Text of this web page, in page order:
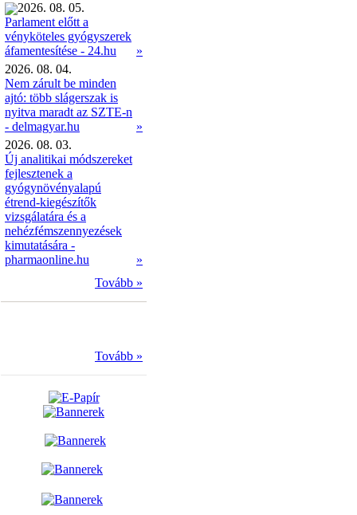
2026. 08. 05.
Parlament előtt a
vényköteles gyógyszerek
áfamentesítése - 24.hu
»
2026. 08. 04.
Nem zárult be minden
ajtó: több slágerszak is
nyitva maradt az SZTE-n
- delmagyar.hu
»
2026. 08. 03.
Új analitikai módszereket
fejlesztenek a
gyógynövényalapú
étrend-kiegészítők
vizsgálatára és a
nehézfémszennyezések
kimutatására -
pharmaonline.hu
»
Tovább »
Tovább »